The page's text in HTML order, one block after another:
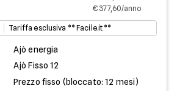
€ 377,60/anno
Tariffa esclusiva ** Facile.it **
Ajò energia
Ajò Fisso 12
Prezzo fisso (bloccato: 12 mesi)